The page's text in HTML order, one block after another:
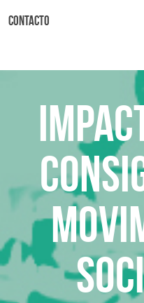
Contacto